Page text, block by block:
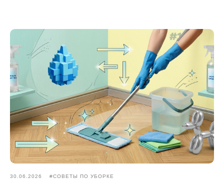
30.06.2026 #CОВЕТЫ ПО УБОРКЕ